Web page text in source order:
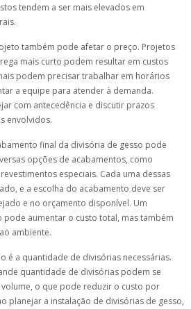
tendem a ser mais elevados em
também pode afetar o preço. Projetos
mais curto podem resultar em custos
podem precisar trabalhar em horários
a equipe para atender à demanda.
com antecedência e discutir prazos
envolvidos.
final da divisória de gesso pode
opções de acabamentos, como
especiais. Cada uma dessas
e a escolha do acabamento deve ser
e no orçamento disponível. Um
aumentar o custo total, mas também
ambiente.
é a quantidade de divisórias necessárias.
quantidade de divisórias podem se
o que pode reduzir o custo por
planejar a instalação de divisórias de gesso,